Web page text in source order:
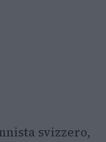
svizzero,